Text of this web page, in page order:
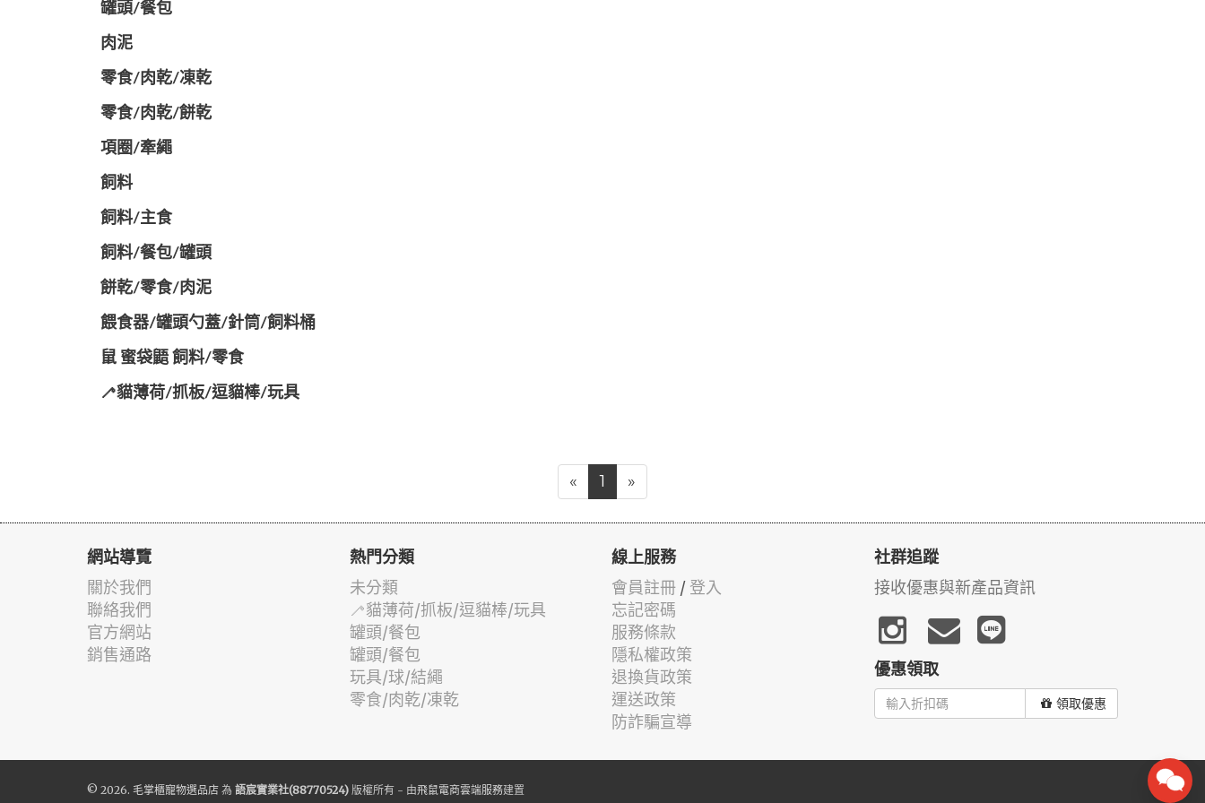
罐頭/餐包
肉泥
零食/肉乾/凍乾
零食/肉乾/餅乾
項圈/牽繩
飼料
飼料/主食
飼料/餐包/罐頭
餅乾/零食/肉泥
餵食器/罐頭勺蓋/針筒/飼料桶
鼠 蜜袋鼯 飼料/零食
🦯貓薄荷/抓板/逗貓棒/玩具
« 1 »
網站導覽
關於我們
聯絡我們
官方網站
銷售通路
熱門分類
未分類
🦯貓薄荷/抓板/逗貓棒/玩具
罐頭/餐包
罐頭/餐包
玩具/球/結繩
零食/肉乾/凍乾
線上服務
會員註冊 / 登入
忘記密碼
服務條款
隱私權政策
退換貨政策
運送政策
防詐騙宣導
社群追蹤
接收優惠與新產品資訊
優惠領取
領取優惠
© 2026. 毛掌櫃寵物選品店 為 語宸實業社(88770524) 版權所有 - 由飛鼠電商雲端服務建置